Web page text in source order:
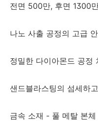
전면 500만, 후면 1300
나노 사출 공정의 고급
정밀한 다이아몬드 공정
샌드블라스팅의 섬세하
금속 소재 - 풀 메탈 본체